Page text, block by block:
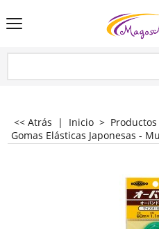
<< Atrás | Inicio > Productos
Gomas Elásticas Japonesas -